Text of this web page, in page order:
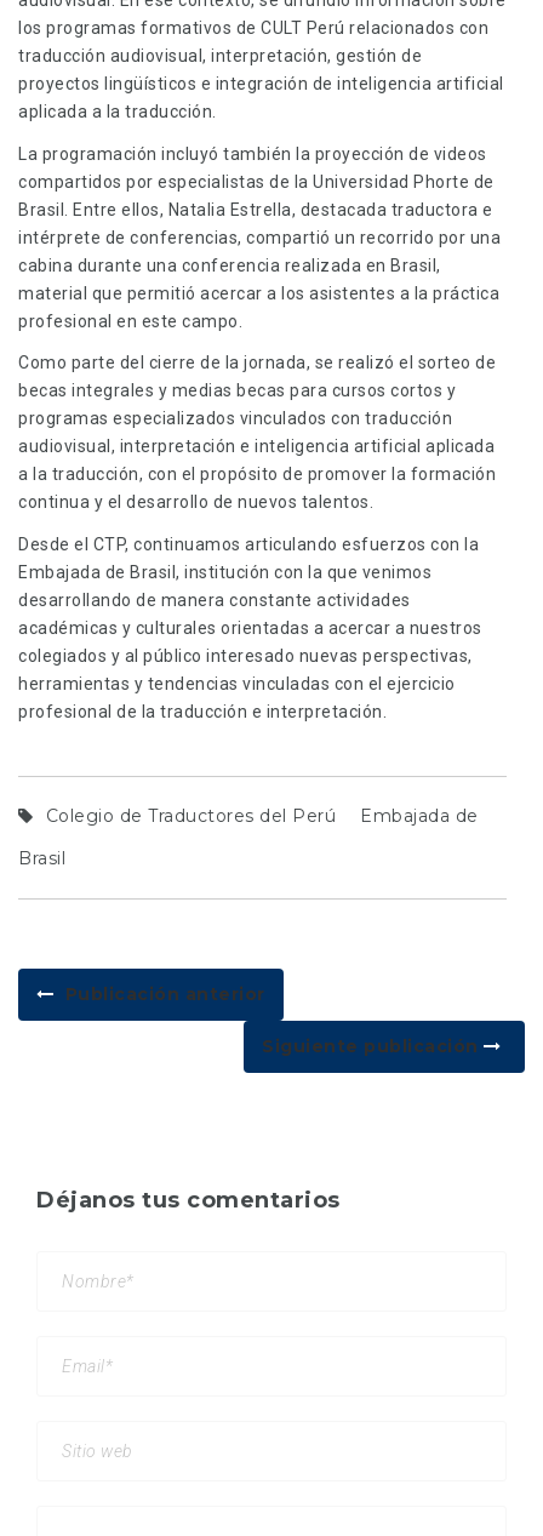
los programas formativos de CULT Perú relacionados con
traducción audiovisual, interpretación, gestión de
proyectos lingüísticos e integración de inteligencia artificial
aplicada a la traducción.
La programación incluyó también la proyección de videos
compartidos por especialistas de la Universidad Phorte de
Brasil. Entre ellos, Natalia Estrella, destacada traductora e
intérprete de conferencias, compartió un recorrido por una
cabina durante una conferencia realizada en Brasil,
material que permitió acercar a los asistentes a la práctica
profesional en este campo.
Como parte del cierre de la jornada, se realizó el sorteo de
becas integrales y medias becas para cursos cortos y
programas especializados vinculados con traducción
audiovisual, interpretación e inteligencia artificial aplicada
a la traducción, con el propósito de promover la formación
continua y el desarrollo de nuevos talentos.
Desde el CTP, continuamos articulando esfuerzos con la
Embajada de Brasil, institución con la que venimos
desarrollando de manera constante actividades
académicas y culturales orientadas a acercar a nuestros
colegiados y al público interesado nuevas perspectivas,
herramientas y tendencias vinculadas con el ejercicio
profesional de la traducción e interpretación.
Colegio de Traductores del Perú
Embajada de
Brasil
Publicación anterior
Siguiente publicación
Déjanos tus comentarios